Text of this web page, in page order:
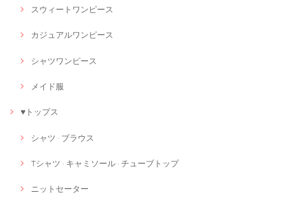
スウィートワンピース
カジュアルワンピース
シャツワンピース
メイド服
♥トップス
シャツ · ブラウス
Tシャツ · キャミソール · チューブトップ
ニットセーター